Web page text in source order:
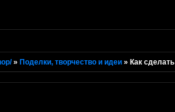
» Поделки, творчество и идеи » Как